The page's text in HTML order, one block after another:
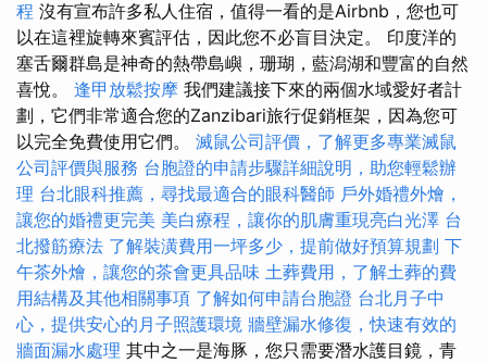
程 沒有宣布許多私人住宿，值得一看的是Airbnb，您也可
以在這裡旋轉來賓評估，因此您不必盲目決定。 印度洋的
塞舌爾群島是神奇的熱帶島嶼，珊瑚，藍潟湖和豐富的自然
喜悅。 逢甲放鬆按摩 我們建議接下來的兩個水域愛好者計
劃，它們非常適合您的Zanzibari旅行促銷框架，因為您可
以完全免費使用它們。 滅鼠公司評價，了解更多專業滅鼠
公司評價與服務 台胞證的申請步驟詳細說明，助您輕鬆辦
理 台北眼科推薦，尋找最適合的眼科醫師 戶外婚禮外燴，
讓您的婚禮更完美 美白療程，讓你的肌膚重現亮白光澤 台
北撥筋療法 了解裝潢費用一坪多少，提前做好預算規劃 下
午茶外燴，讓您的茶會更具品味 土葬費用，了解土葬的費
用結構及其他相關事項 了解如何申請台胞證 台北月子中
心，提供安心的月子照護環境 牆壁漏水修復，快速有效的
牆面漏水處理 其中之一是海豚，您只需要潛水護目鏡，青